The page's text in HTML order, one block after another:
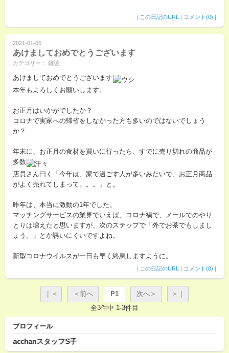
| この日記のURL | コメント(0) |
2021-01-05
あけましておめでとうございます
カテゴリー： 雑談
あけましておめでとうございます
本年もよろしくお願いします。
お正月はいかがでしたか？
コロナで実家への帰省をしなかった方も多いのではないでしょう
か？
年末に、お正月の食材を買いに行ったら、すでに売り切れの商品が
多数
店員さん曰く「今年は、家で過ごす人が多いみたいで、お正月商品
がよく売れてしまって。。。」と。
昨年は、本当に激動の1年でした。
マッチングサービスの業界でいえば、コロナ禍で、メールでのやり
とりは増えたと思いますが、次のステップで「外でお茶でもしまし
ょう。」とか誘いにくいですよね。
新型コロナウイルスが一日も早く終息しますように。
| この日記のURL | コメント(0) |
｜＜ ＜前へ P1 次へ＞
＞｜
全3件中 1-3件目
プロフィール
acchanスタッフS子